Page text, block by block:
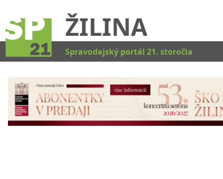
ŽILINA
Spravodajský portál 21. storočia